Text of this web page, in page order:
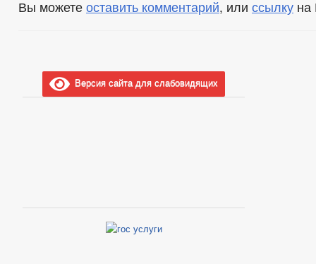
Вы можете оставить комментарий, или ссылку на
Версия сайта для слабовидящих